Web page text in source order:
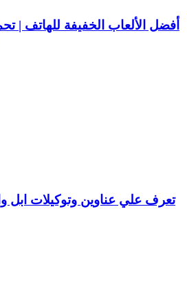
أفضل الألعاب الخفيفة للهاتف |
تعرف علي عناوين وتوكيلات ابل